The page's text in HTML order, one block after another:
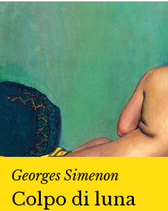
Georges Simenon
Colpo di luna